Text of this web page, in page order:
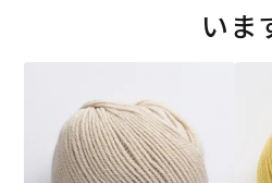
いま